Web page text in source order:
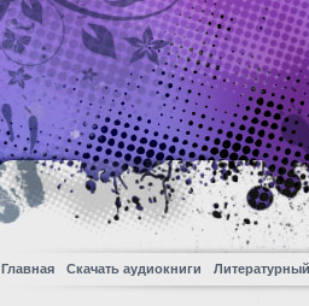
Главная Скачать аудиокниги